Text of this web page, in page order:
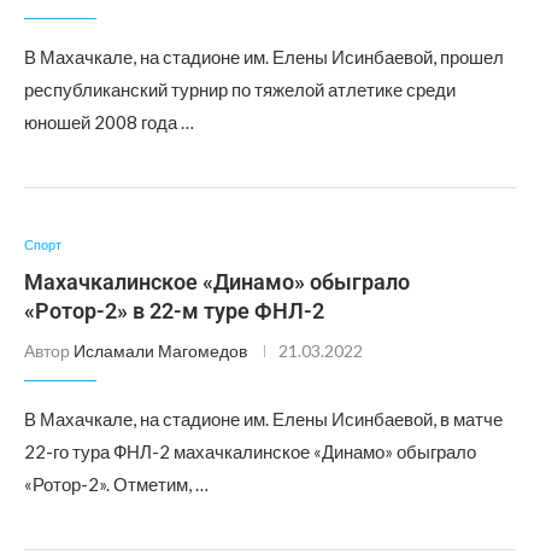
В Махачкале, на стадионе им. Елены Исинбаевой, прошел
республиканский турнир по тяжелой атлетике среди
юношей 2008 года …
Спорт
Махачкалинское «Динамо» обыграло
«Ротор-2» в 22-м туре ФНЛ-2
Автор Исламали Магомедов 21.03.2022
В Махачкале, на стадионе им. Елены Исинбаевой, в матче
22-го тура ФНЛ-2 махачкалинское «Динамо» обыграло
«Ротор-2». Отметим, …